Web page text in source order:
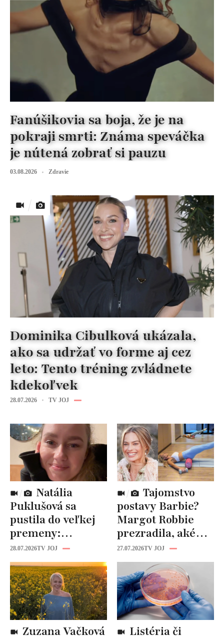
Fanúšikovia sa boja, že je na
pokraji smrti: Známa speváčka
je nútená zobrať si pauzu
03.08.2026 Zdravie
Dominika Cibulková ukázala,
ako sa udržať vo forme aj cez
leto: Tento tréning zvládnete
kdekoľvek
28.07.2026 TV JOJ
Puklušová sa
pustila do veľkej
premeny:
Odborníci však
varujú, pozor na
prísne diéty!
28.07.2026TV JOJ
postavy Barbie?
Margot Robbie
prezradila, aké
cviky jej pomohli
spevniť celé telo
27.07.2026TV JOJ